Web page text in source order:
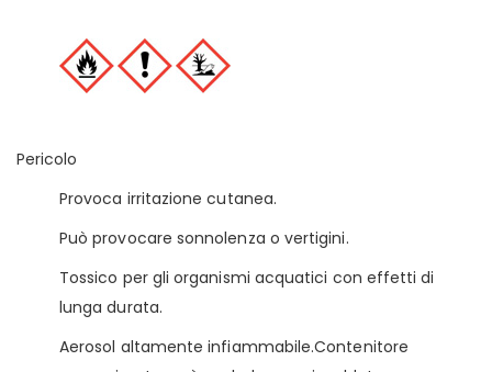
Pericolo
Provoca irritazione cutanea.
Può provocare sonnolenza o vertigini.
Tossico per gli organismi acquatici con effetti di
lunga durata.
Aerosol altamente infiammabile.Contenitore